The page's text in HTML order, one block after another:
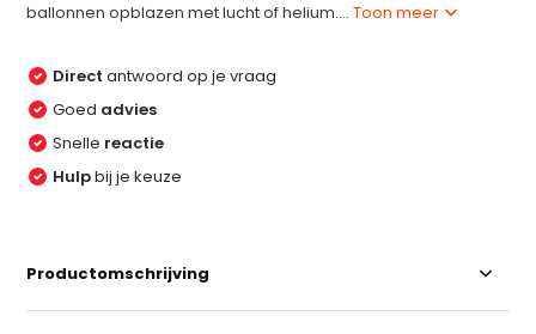
ballonnen opblazen met lucht of helium....Toon meer
Direct antwoord op je vraag
Goed advies
Snelle reactie
Hulpbij je keuze
Productomschrijving